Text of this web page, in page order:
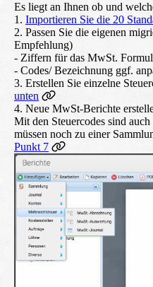
Es liegt an Ihnen ob und
1. Importieren Sie die 20
2. Passen Sie die eigenen
Empfehlung)
- Ziffern für das MwSt.
- Codes/ Bezeichnung ggf.
3. Erstellen Sie einzelne
unten
4. Neue MwSt-Berichte
Mit den Steuercodes sind
müssen noch zu einer
Punkt 7